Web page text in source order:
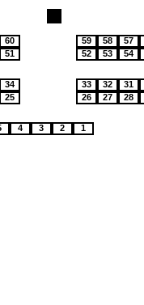
60
51
59 58 57
52
53 54
34
25
33 32 31
26
27 28
4 3 2 1